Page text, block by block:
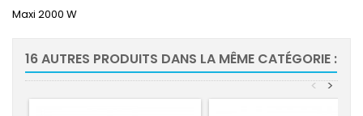
Maxi 2000 W
16 AUTRES PRODUITS DANS LA MÊME CATÉGORIE :
>
<